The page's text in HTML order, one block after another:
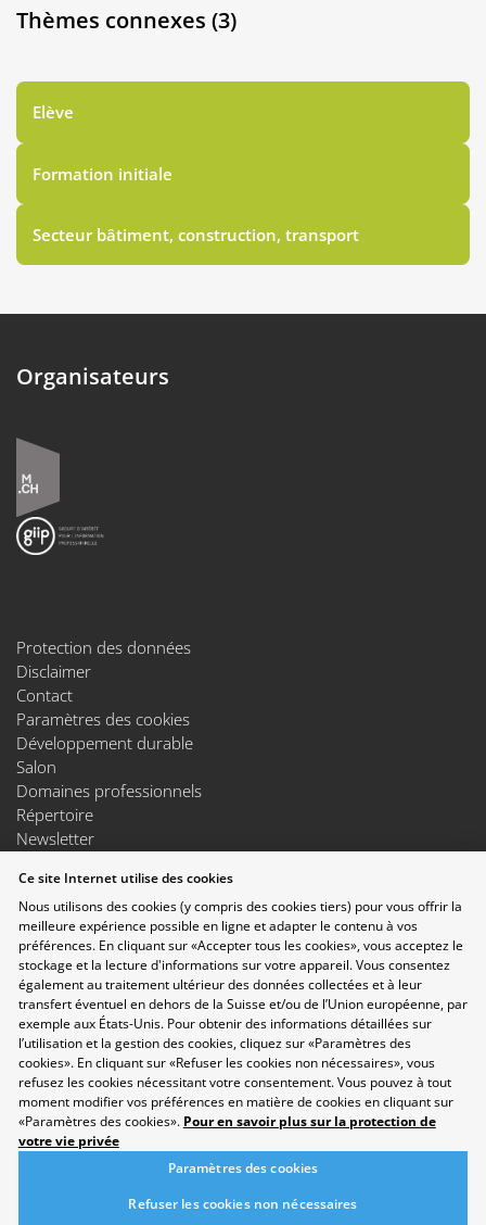
Thèmes connexes (3)
Elève
Formation initiale
Secteur bâtiment, construction, transport
Organisateurs
Protection des données
Disclaimer
Contact
Paramètres des cookies
Développement durable
Salon
Domaines professionnels
Répertoire
Newsletter
Exposants
Conférences
Points forts
Espace Exposants
Espace Enseignants
Suivez-nous sur les réseaux sociaux
Ce site Internet utilise des cookies
Nous utilisons des cookies (y compris des cookies tiers) pour vous offrir la
meilleure expérience possible en ligne et adapter le contenu à vos
préférences. En cliquant sur «Accepter tous les cookies», vous acceptez le
stockage et la lecture d'informations sur votre appareil. Vous consentez
également au traitement ultérieur des données collectées et à leur
transfert éventuel en dehors de la Suisse et/ou de l’Union européenne, par
exemple aux États-Unis. Pour obtenir des informations détaillées sur
l’utilisation et la gestion des cookies, cliquez sur «Paramètres des
cookies». En cliquant sur «Refuser les cookies non nécessaires», vous
refusez les cookies nécessitant votre consentement. Vous pouvez à tout
moment modifier vos préférences en matière de cookies en cliquant sur
«Paramètres des cookies». Pour en savoir plus sur la protection de
votre vie privée
Paramètres des cookies
Refuser les cookies non nécessaires